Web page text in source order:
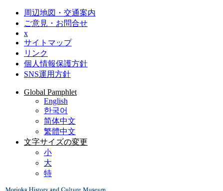
周辺地図・交通案内
ご意見・お問合せ
x
サイトマップ
リンク
個人情報保護方針
SNS運用方針
Global Pamphlet
English
한국어
简体中文
繁體中文
文字サイズの変更
小
大
特